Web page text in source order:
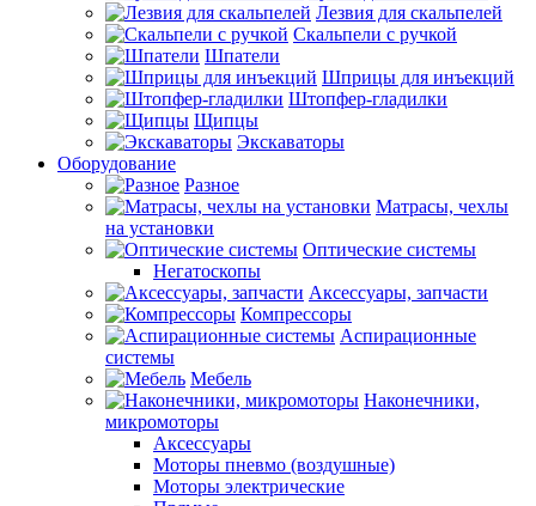
Лезвия для скальпелей
Скальпели с ручкой
Шпатели
Шприцы для инъекций
Штопфер-гладилки
Щипцы
Экскаваторы
Оборудование
Разное
Матрасы, чехлы
на установки
Оптические системы
Негатоскопы
Аксессуары, запчасти
Компрессоры
Аспирационные
системы
Мебель
Наконечники,
микромоторы
Аксессуары
Моторы пневмо (воздушные)
Моторы электрические